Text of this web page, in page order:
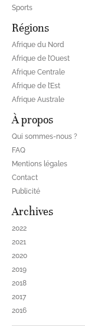
Sports
Régions
Afrique du Nord
Afrique de l’Ouest
Afrique Centrale
Afrique de l’Est
Afrique Australe
À propos
Qui sommes-nous ?
FAQ
Mentions légales
Contact
Publicité
Archives
2022
2021
2020
2019
2018
2017
2016